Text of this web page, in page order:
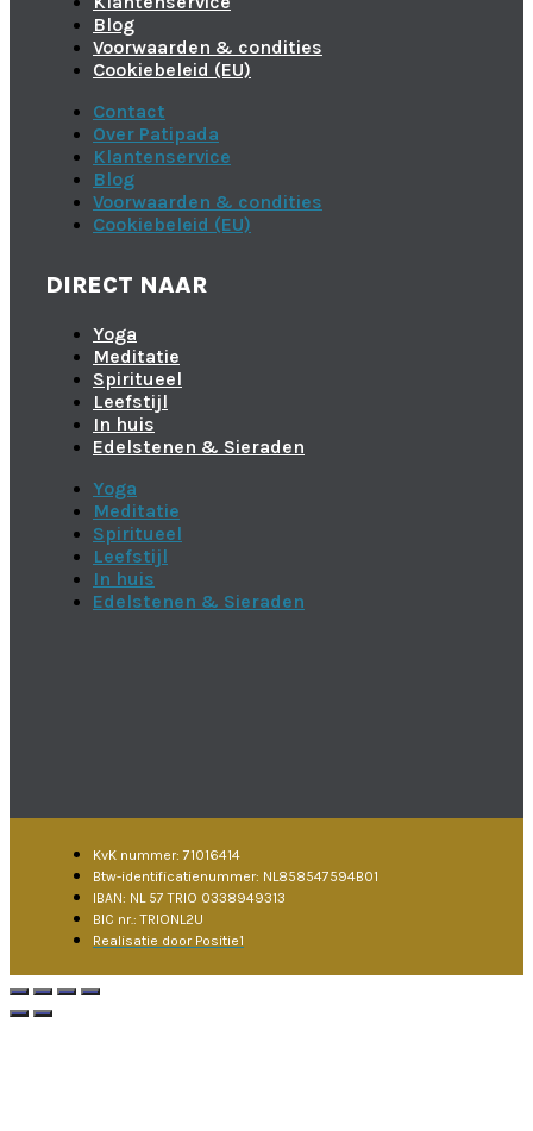
Blog
Voorwaarden & condities
Cookiebeleid (EU)
Contact
Over Patipada
Klantenservice
Blog
Voorwaarden & condities
Cookiebeleid (EU)
DIRECT NAAR
Yoga
Meditatie
Spiritueel
Leefstijl
In huis
Edelstenen & Sieraden
Yoga
Meditatie
Spiritueel
Leefstijl
In huis
Edelstenen & Sieraden
KvK nummer: 71016414
Btw-identificatienummer: NL858547594B01
IBAN: NL 57 TRIO 0338949313
BIC nr.: TRIONL2U
Realisatie door Positie1